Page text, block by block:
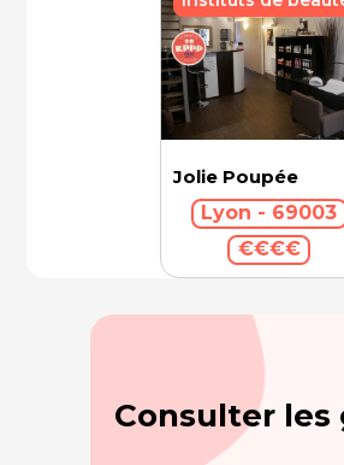
Jolie Poupée
Lyon - 69003
€€€€
Consulter les